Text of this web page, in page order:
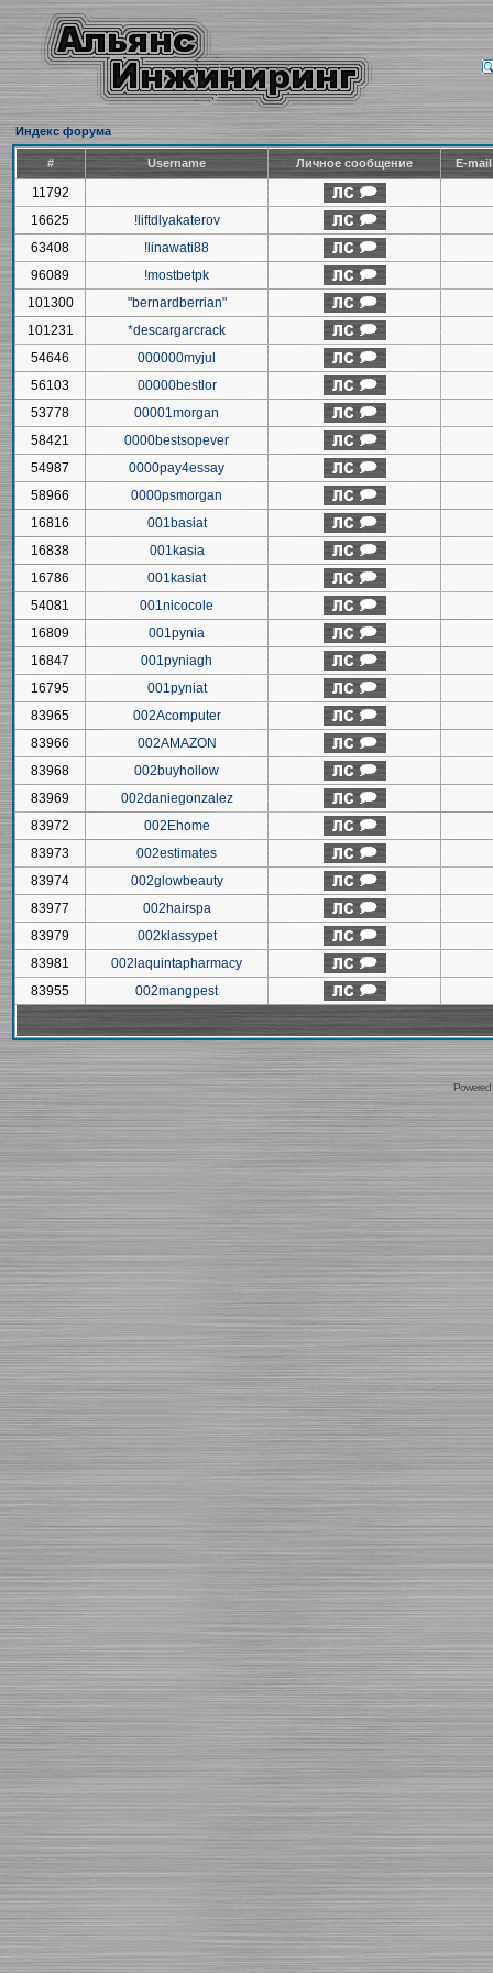
Индекс форума
# Username Личное сообщение E-
11792
16625
!liftdlyakaterov
63408
!linawati88
96089
!mostbetpk
101300
"bernardberrian"
101231
*descargarcrack
54646
000000myjul
56103
00000bestlor
53778
00001morgan
58421
0000bestsopever
54987
0000pay4essay
58966
0000psmorgan
16816
001basiat
16838
001kasia
16786
001kasiat
54081
001nicocole
16809
001pynia
16847
001pyniagh
16795
001pyniat
83965
002Acomputer
83966
002AMAZON
83968
002buyhollow
83969
002daniegonzalez
83972
002Ehome
83973
002estimates
83974
002glowbeauty
83977
002hairspa
83979
002klassypet
83981
002laquintapharmacy
83955
002mangpest